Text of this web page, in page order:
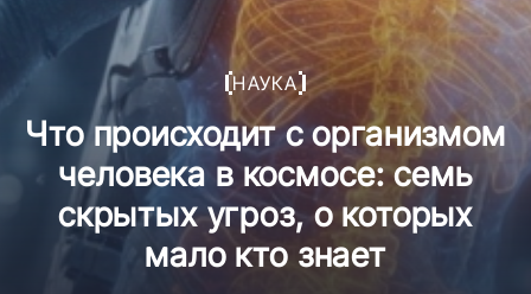
НАУКА
Что происходит с организмом
человека в космосе: семь
скрытых угроз, о которых
мало кто знает